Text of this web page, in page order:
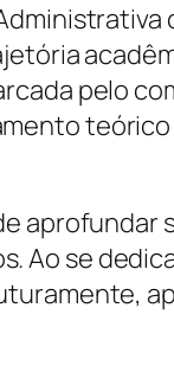
pelo
Ao se